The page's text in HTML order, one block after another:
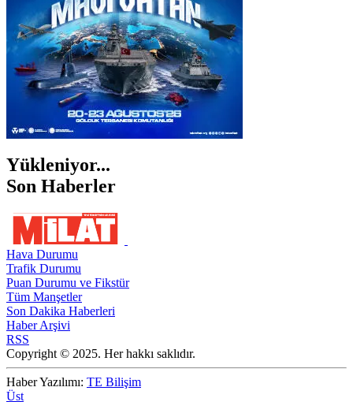
Yükleniyor...
Son Haberler
Hava Durumu
Trafik Durumu
Puan Durumu ve Fikstür
Tüm Manşetler
Son Dakika Haberleri
Haber Arşivi
RSS
Copyright © 2025. Her hakkı saklıdır.
Haber Yazılımı: TE Bilişim
Üst